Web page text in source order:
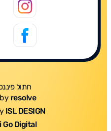
חתול פיננסי
resolve
ISL DESIGN
Go Digital